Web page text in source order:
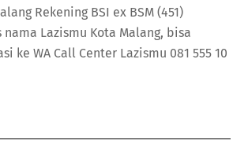
Rekening BSI ex BSM (451)
nama Lazismu Kota Malang, bisa
ke WA Call Center Lazismu 081 555 10